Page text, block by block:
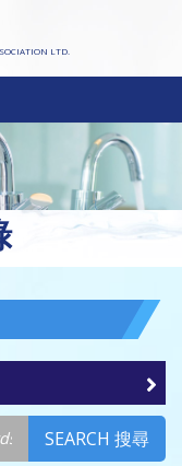
LTD.
SEARCH 搜尋